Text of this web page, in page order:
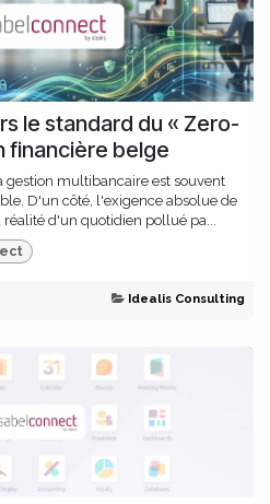
le standard du « Zero-
financière belge
gestion multibancaire est souvent
D'un côté, l'exigence absolue de
d'un quotidien pollué pa...
Idealis Consulting